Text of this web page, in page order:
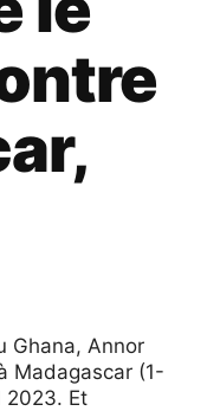
Ghana, Annor
Madagascar (1-
2023. Et